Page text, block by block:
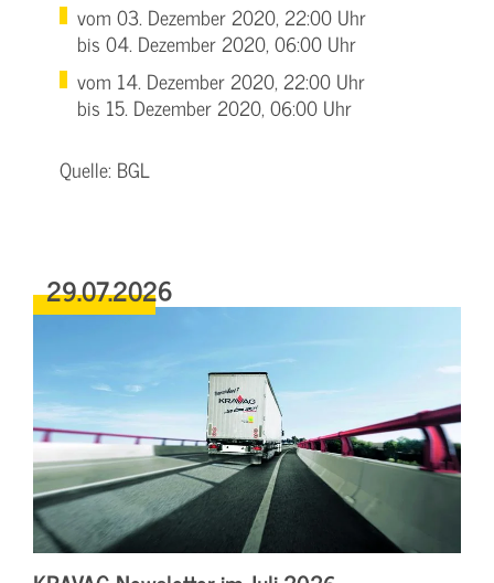
vom 03. Dezember 2020, 22:00 Uhr
bis 04. Dezember 2020, 06:00 Uhr
vom 14. Dezember 2020, 22:00 Uhr
bis 15. Dezember 2020, 06:00 Uhr
Quelle: BGL
29.07.2026